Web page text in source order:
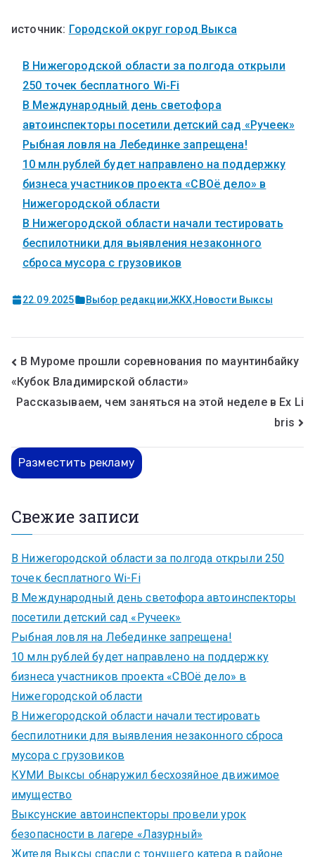
источник: Городской округ город Выкса
В Нижегородской области за полгода открыли
250 точек бесплатного Wi-Fi
В Международный день светофора
автоинспекторы посетили детский сад «Ручеек»
Рыбная ловля на Лебединке запрещена!
10 млн рублей будет направлено на поддержку
бизнеса участников проекта «СВОё дело» в
Нижегородской области
В Нижегородской области начали тестировать
беспилотники для выявления незаконного
сброса мусора с грузовиков
22.09.2025 Выбор редакции,ЖКХ,Новости Выксы
В Муроме прошли соревнования по маунтинбайку
«Кубок Владимирской области»
Рассказываем, чем заняться на этой неделе в Ex Li
bris
Разместить рекламу
Свежие записи
В Нижегородской области за полгода открыли 250
точек бесплатного Wi-Fi
В Международный день светофора автоинспекторы
посетили детский сад «Ручеек»
Рыбная ловля на Лебединке запрещена!
10 млн рублей будет направлено на поддержку
бизнеса участников проекта «СВОё дело» в
Нижегородской области
В Нижегородской области начали тестировать
беспилотники для выявления незаконного сброса
мусора с грузовиков
КУМИ Выксы обнаружил бесхозяйное движимое
имущество
Выксунские автоинспекторы провели урок
безопасности в лагере «Лазурный»
Жителя Выксы спасли с тонущего катера в районе